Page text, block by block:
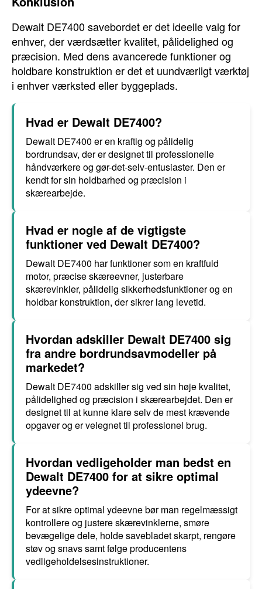
Dewalt DE7400 savebordet er det ideelle valg for
enhver, der værdsætter kvalitet, pålidelighed og
præcision. Med dens avancerede funktioner og
holdbare konstruktion er det et uundværligt værktøj
i enhver værksted eller byggeplads.
Hvad er Dewalt DE7400?
Dewalt DE7400 er en kraftig og pålidelig
bordrundsav, der er designet til professionelle
håndværkere og gør-det-selv-entusiaster. Den er
kendt for sin holdbarhed og præcision i
skærearbejde.
Hvad er nogle af de vigtigste
funktioner ved Dewalt DE7400?
Dewalt DE7400 har funktioner som en kraftfuld
motor, præcise skæreevner, justerbare
skærevinkler, pålidelig sikkerhedsfunktioner og en
holdbar konstruktion, der sikrer lang levetid.
Hvordan adskiller Dewalt DE7400 sig
fra andre bordrundsavmodeller på
markedet?
Dewalt DE7400 adskiller sig ved sin høje kvalitet,
pålidelighed og præcision i skærearbejdet. Den er
designet til at kunne klare selv de mest krævende
opgaver og er velegnet til professionel brug.
Hvordan vedligeholder man bedst en
Dewalt DE7400 for at sikre optimal
ydeevne?
For at sikre optimal ydeevne bør man regelmæssigt
kontrollere og justere skærevinklerne, smøre
bevægelige dele, holde savebladet skarpt, rengøre
støv og snavs samt følge producentens
vedligeholdelsesinstruktioner.